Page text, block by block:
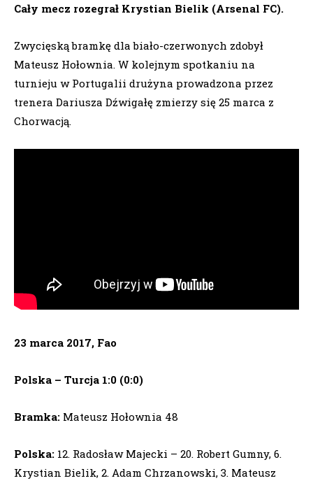
Cały mecz rozegrał Krystian Bielik (Arsenal FC).
Zwycięską bramkę dla biało-czerwonych zdobył
Mateusz Hołownia. W kolejnym spotkaniu na
turnieju w Portugalii drużyna prowadzona przez
trenera Dariusza Dźwigałę zmierzy się 25 marca z
Chorwacją.
23 marca 2017, Fao
Polska – Turcja 1:0 (0:0)
Bramka: Mateusz Hołownia 48
Polska: 12. Radosław Majecki – 20. Robert Gumny, 6.
Krystian Bielik, 2. Adam Chrzanowski, 3. Mateusz